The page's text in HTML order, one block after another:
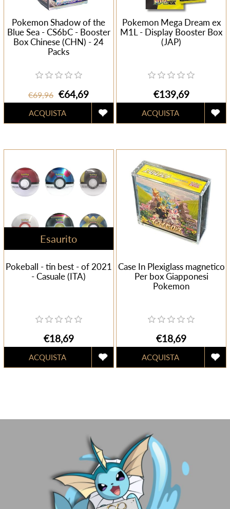
Pokemon Shadow of the
Blue Sea - CS6bC - Booster
Box Chinese (CHN) - 24
Packs
€69,96 €64,69
Pokemon Mega Dream ex
M1L - Display Booster Box
(JAP)
€139,69
Esaurito
Pokeball - tin best - of 2021
- Casuale (ITA)
€18,69
Case In Plexiglass magnetico
Per box Giapponesi
Pokemon
€18,69